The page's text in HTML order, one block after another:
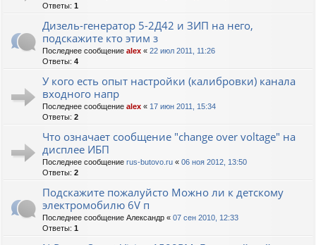
Ответы: 1
Дизель-генератор 5-2Д42 и ЗИП на него,
подскажите кто этим з
Последнее сообщение alex « 22 июл 2011, 11:26
Ответы: 4
У кого есть опыт настройки (калибровки) канала
входного напр
Последнее сообщение alex « 17 июн 2011, 15:34
Ответы: 2
Что означает сообщение "change over voltage" на
дисплее ИБП
Последнее сообщение rus-butovo.ru « 06 ноя 2012, 13:50
Ответы: 2
Подскажите пожалуйсто Можно ли к детскому
электромобилю 6V п
Последнее сообщение Александр « 07 сен 2010, 12:33
Ответы: 1